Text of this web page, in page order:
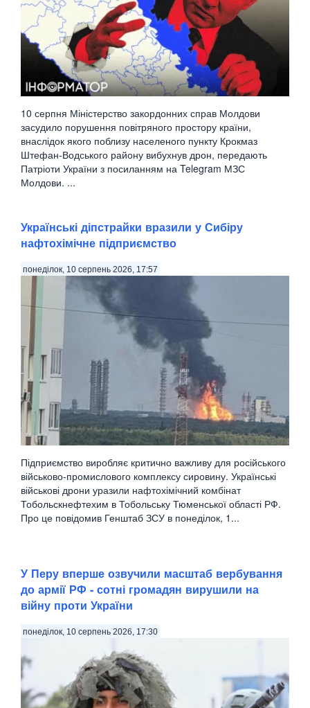
10 серпня Міністерство закордонних справ Молдови
засудило порушення повітряного простору країни,
внаслідок якого поблизу населеного пункту Крокмаз
Штефан-Водського району вибухнув дрон, передають
Патріоти України з посиланням на Telegram МЗС
Молдови. ...
Українські діпстрайки вразили у Сибіру
нафтохімічне підприємство
понеділок, 10 серпень 2026, 17:57
Підприємство виробляє критично важливу для російського
військово-промислового комплексу сировину. Українські
військові дрони уразили нафтохімічний комбінат
Тобольскнефтехим в Тобольську Тюменської області РФ.
Про це повідомив Генштаб ЗСУ в понеділок, 1...
У Перу вперше озвучили масштаб вербування
до армії РФ - сотні громадян вирушили на
війну проти України
понеділок, 10 серпень 2026, 17:30